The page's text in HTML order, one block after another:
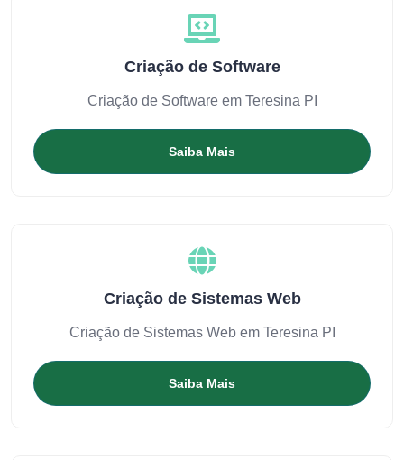
Criação de Software
Criação de Software em Teresina PI
Saiba Mais
Criação de Sistemas Web
Criação de Sistemas Web em Teresina PI
Saiba Mais